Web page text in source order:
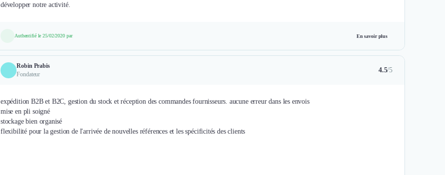
développer notre activité.
Authentifié le 25/02/2020 par En savoir plus
Robin Prabis
Fondateur
4.5/5
expédition B2B et B2C, gestion du stock et réception des commandes fournisseurs. aucune erreur dans les envois
mise en pli soigné
stockage bien organisé
flexibilité pour la gestion de l'arrivée de nouvelles références et les spécificités des clients